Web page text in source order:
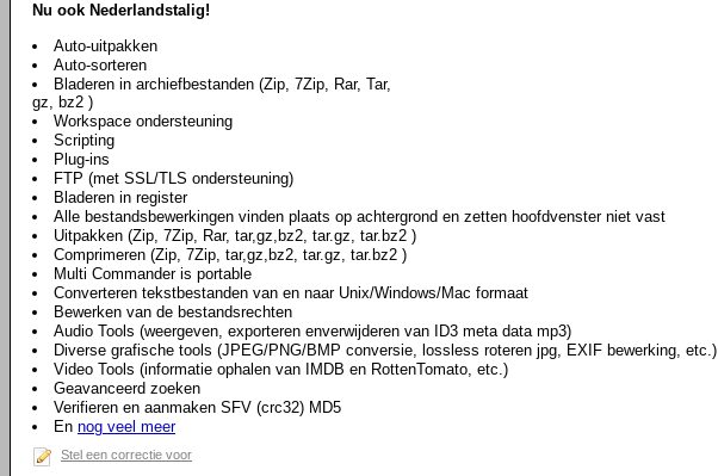
Nu ook Nederlandstalig!
Auto-uitpakken
Auto-sorteren
Bladeren in archiefbestanden (Zip, 7Zip, Rar, Tar,
gz, bz2 )
Workspace ondersteuning
Scripting
Plug-ins
FTP (met SSL/TLS ondersteuning)
Bladeren in register
Alle bestandsbewerkingen vinden plaats op achtergrond en zetten hoofdvenster niet vast
Uitpakken (Zip, 7Zip, Rar, tar,gz,bz2, tar.gz, tar.bz2 )
Comprimeren (Zip, 7Zip, tar,gz,bz2, tar.gz, tar.bz2 )
Multi Commander is portable
Converteren tekstbestanden van en naar Unix/Windows/Mac formaat
Bewerken van de bestandsrechten
Audio Tools (weergeven, exporteren enverwijderen van ID3 meta data mp3)
Diverse grafische tools (JPEG/PNG/BMP conversie, lossless roteren jpg, EXIF bewerking, etc.)
Video Tools (informatie ophalen van IMDB en RottenTomato, etc.)
Geavanceerd zoeken
Verifieren en aanmaken SFV (crc32) MD5
En nog veel meer
Stel een correctie voor